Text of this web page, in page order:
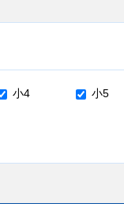
小4 小5